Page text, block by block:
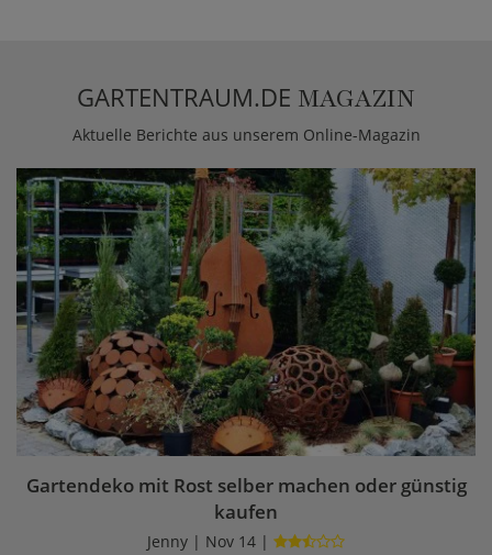
GARTENTRAUM.DE MAGAZIN
Aktuelle Berichte aus unserem Online-Magazin
Gartendeko mit Rost selber machen oder günstig
kaufen
Jenny | Nov 14 |